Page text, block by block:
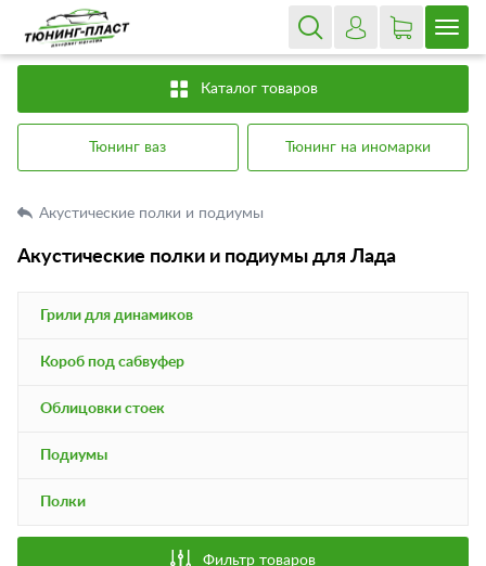
Каталог товаров
Тюнинг ваз Тюнинг на иномарки
Акустические полки и подиумы
Акустические полки и подиумы для Лада
Грили для динамиков
Короб под сабвуфер
Облицовки стоек
Подиумы
Полки
Фильтр товаров